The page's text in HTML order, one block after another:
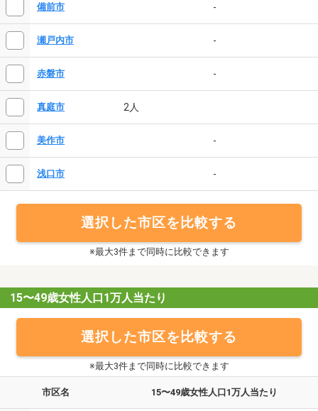
備前市 -
瀬戸内市 -
赤磐市 -
真庭市 2人
美作市 -
浅口市 -
選択した市区を比較する
※最大3件まで同時に比較できます
15〜49歳女性人口1万人当たり
選択した市区を比較する
※最大3件まで同時に比較できます
市区名 15〜49歳女性人口1万人当たり